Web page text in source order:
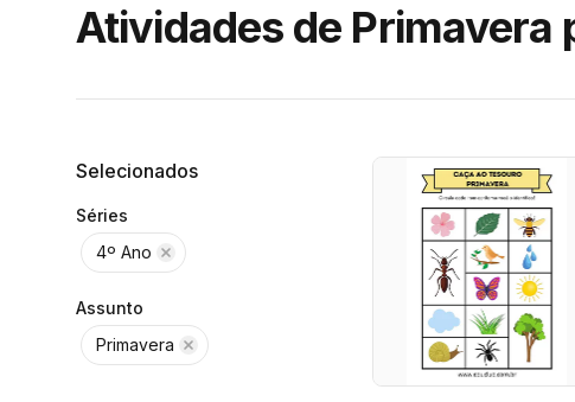
Atividades de Primavera
Filtros
Selecionados
Séries
4º Ano
Assunto
Primavera